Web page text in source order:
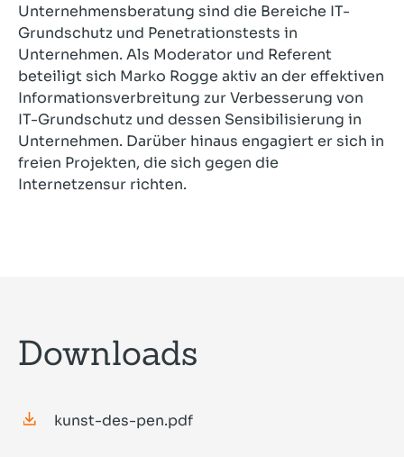
Unternehmensberatung sind die Bereiche IT-
Grundschutz und Penetrationstests in
Unternehmen. Als Moderator und Referent
beteiligt sich Marko Rogge aktiv an der effektiven
Informationsverbreitung zur Verbesserung von
IT-Grundschutz und dessen Sensibilisierung in
Unternehmen. Darüber hinaus engagiert er sich in
freien Projekten, die sich gegen die
Internetzensur richten.
Downloads
kunst-des-pen.pdf